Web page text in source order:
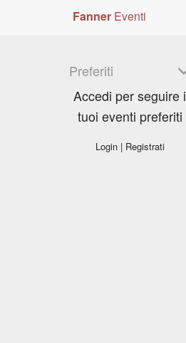
Fanner Eventi
Preferiti
Accedi per seguire i
tuoi eventi preferiti
Login| Registrati